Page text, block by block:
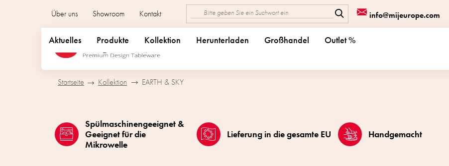
info@mijeurope.com
Über uns Showroom Kontakt
Aktuelles Produkte Kollektion Herunterladen Großhandel Outlet %
Startseite Kollektion EARTH & SKY
Spülmaschinengeeignet &
Geeignet für die
Mikrowelle
Lieferung in die gesamte EU Handgemacht